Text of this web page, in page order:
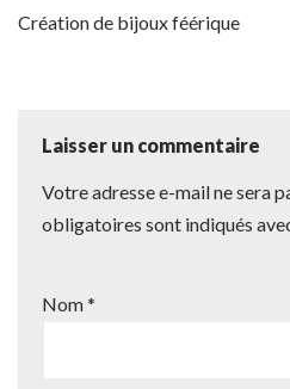
Création de bijoux féérique
Laisser un commentaire
Votre adresse e-mail ne sera
obligatoires sont indiqués
Nom*